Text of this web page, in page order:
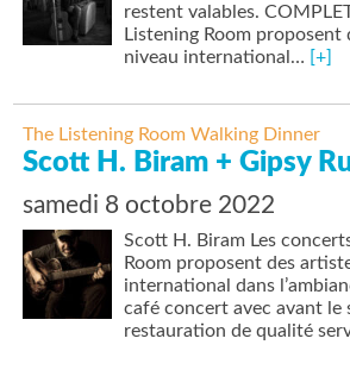
restent valables.
Listening Room proposent
niveau international… [+]
The Listening Room Walking Dinner
Scott H. Biram + Gipsy
samedi 8 octobre 2022
Scott H. Biram Les
Room proposent des
international dans
café concert avec avant le
restauration de qualité